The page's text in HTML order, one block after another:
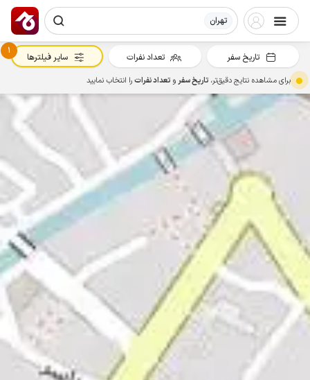
تهران
تاریخ سفر تعداد نفرات
1
سایر فیلترها
برای مشاهده نتایج دقیق‌تر، تاریخ سفرو تعداد نفراترا انتخاب نمایید